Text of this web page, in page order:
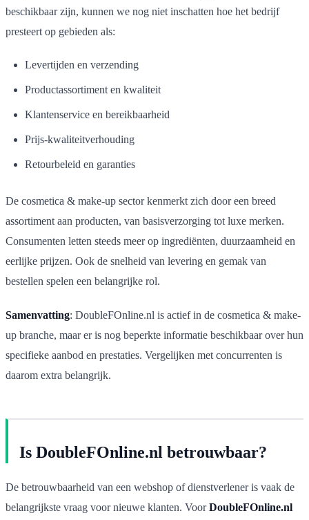
beschikbaar zijn, kunnen we nog niet inschatten hoe het bedrijf
presteert op gebieden als:
Levertijden en verzending
Productassortiment en kwaliteit
Klantenservice en bereikbaarheid
Prijs-kwaliteitverhouding
Retourbeleid en garanties
De cosmetica & make-up sector kenmerkt zich door een breed
assortiment aan producten, van basisverzorging tot luxe merken.
Consumenten letten steeds meer op ingrediënten, duurzaamheid en
eerlijke prijzen. Ook de snelheid van levering en gemak van
bestellen spelen een belangrijke rol.
Samenvatting: DoubleFOnline.nl is actief in de cosmetica & make-
up branche, maar er is nog beperkte informatie beschikbaar over hun
specifieke aanbod en prestaties. Vergelijken met concurrenten is
daarom extra belangrijk.
Is DoubleFOnline.nl betrouwbaar?
De betrouwbaarheid van een webshop of dienstverlener is vaak de
belangrijkste vraag voor nieuwe klanten. VoorDoubleFOnline.nl